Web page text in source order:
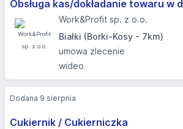
Obsługa kas/dokładanie towaru w
Work&Profit sp. z o.o.
Białki (Borki-Kosy - 7km)
umowa zlecenie
wideo
Cukiernik / Cukierniczka
Dodana 9 sierpnia